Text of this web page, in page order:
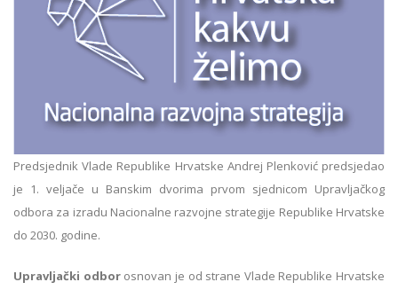
Predsjednik Vlade Republike Hrvatske Andrej Plenković predsjedao
je 1. veljače u Banskim dvorima prvom sjednicom Upravljačkog
odbora za izradu Nacionalne razvojne strategije Republike Hrvatske
do 2030. godine.
Upravljački odborosnovan je od strane Vlade Republike Hrvatske